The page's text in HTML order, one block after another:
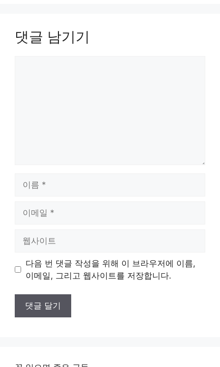
댓글 남기기
트
다음 번 댓글 작성을 위해 이 브라우저에 이름,
이메일, 그리고 웹사이트를 저장합니다.